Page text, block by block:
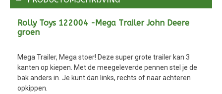
Rolly Toys 122004 -Mega Trailer John Deere
groen
Mega Trailer, Mega stoer! Deze super grote trailer kan 3
kanten op kiepen. Met de meegeleverde pennen stel je de
bak anders in. Je kunt dan links, rechts of naar achteren
opkippen.